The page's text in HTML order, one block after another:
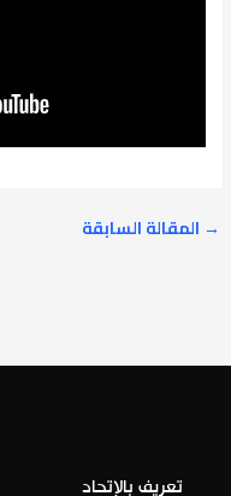
→ المقالة السابقة
تعريف بالإتحاد